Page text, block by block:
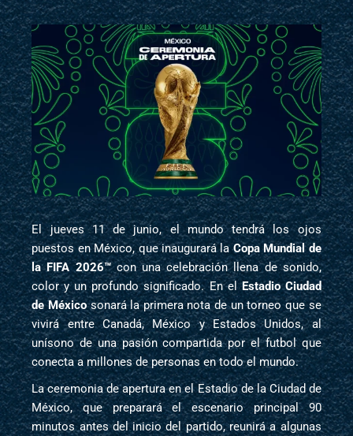
El jueves 11 de junio, el mundo tendrá los ojos
puestos en México, que inaugurará laCopa Mundial de
la FIFA 2026™con una celebración llena de sonido,
color y un profundo significado. En elEstadio Ciudad
de Méxicosonará la primera nota de un torneo que se
vivirá entre Canadá, México y Estados Unidos, al
unísono de una pasión compartida por el futbol que
conecta a millones de personas en todo el mundo.
La ceremonia de apertura en el Estadio de la Ciudad de
México, que preparará el escenario principal 90
minutos antes del inicio del partido, reunirá a algunas